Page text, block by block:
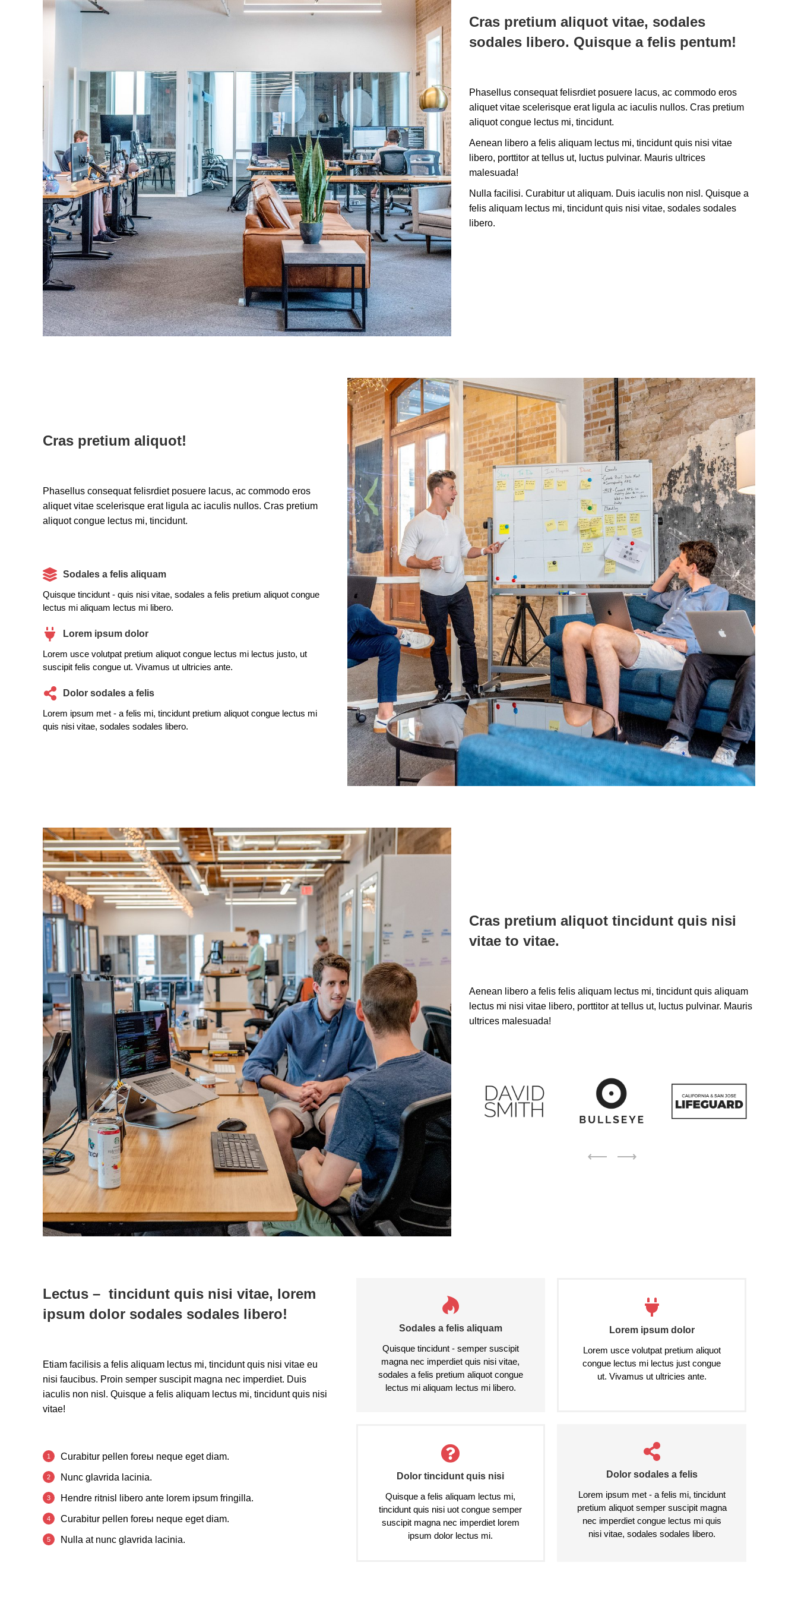
Cras pretium aliquot vitae, sodales
sodales libero. Quisque a felis pentum!
Phasellus consequat felisrdiet posuere lacus, ac commodo eros
aliquet vitae scelerisque erat ligula ac iaculis nullos. Cras pretium
aliquot congue lectus mi, tincidunt.
Aenean libero a felis aliquam lectus mi, tincidunt quis nisi vitae
libero, porttitor at tellus ut, luctus pulvinar. Mauris ultrices
malesuada!
Nulla facilisi. Curabitur ut aliquam. Duis iaculis non nisl. Quisque a
felis aliquam lectus mi, tincidunt quis nisi vitae, sodales sodales
libero.
Cras pretium aliquot!
Phasellus consequat felisrdiet posuere lacus, ac commodo eros
aliquet vitae scelerisque erat ligula ac iaculis nullos. Cras pretium
aliquot congue lectus mi, tincidunt.
Sodales a felis aliquam
Quisque tincidunt - quis nisi vitae, sodales a felis pretium aliquot congue
lectus mi aliquam lectus mi libero.
Lorem ipsum dolor
Lorem usce volutpat pretium aliquot congue lectus mi lectus justo, ut
suscipit felis congue ut. Vivamus ut ultricies ante.
Dolor sodales a felis
Lorem ipsum met - a felis mi, tincidunt pretium aliquot congue lectus mi
quis nisi vitae, sodales sodales libero.
Cras pretium aliquot tincidunt quis nisi
vitae to vitae.
Aenean libero a felis felis aliquam lectus mi, tincidunt quis aliquam
lectus mi nisi vitae libero, porttitor at tellus ut, luctus pulvinar. Mauris
ultrices malesuada!
Lectus – tincidunt quis nisi vitae, lorem
ipsum dolor sodales sodales libero!
Etiam facilisis a felis aliquam lectus mi, tincidunt quis nisi vitae eu
nisi faucibus. Proin semper suscipit magna nec imperdiet. Duis
iaculis non nisl. Quisque a felis aliquam lectus mi, tincidunt quis nisi
vitae!
Curabitur pellen foreы neque eget diam.
Nunc glavrida lacinia.
Hendre ritnisl libero ante lorem ipsum fringilla.
Curabitur pellen foreы neque eget diam.
Nulla at nunc glavrida lacinia.
Sodales a felis aliquam
Quisque tincidunt - semper suscipit
magna nec imperdiet quis nisi vitae,
sodales a felis pretium aliquot congue
lectus mi aliquam lectus mi libero.
Lorem ipsum dolor
Lorem usce volutpat pretium aliquot
congue lectus mi lectus just congue
ut. Vivamus ut ultricies ante.
Dolor tincidunt quis nisi
Quisque a felis aliquam lectus mi,
tincidunt quis nisi uot congue semper
suscipit magna nec imperdiet lorem
ipsum dolor lectus mi.
Dolor sodales a felis
Lorem ipsum met - a felis mi, tincidunt
pretium aliquot semper suscipit magna
nec imperdiet congue lectus mi quis
nisi vitae, sodales sodales libero.